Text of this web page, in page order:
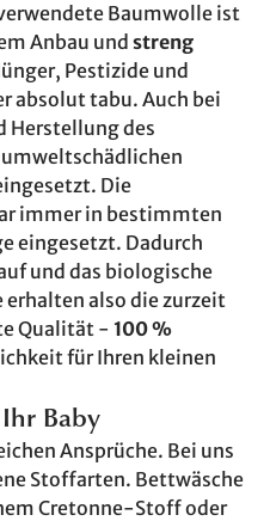
Baumwolle ist
Anbau und streng
Pestizide und
absolut tabu. Auch bei
Herstellung des
Die
immer in bestimmten
eingesetzt. Dadurch
und das biologische
also die zurzeit
Qualität - 100 %
für Ihren kleinen
Baby
Ansprüche. Bei uns
Stoffarten. Bettwäsche
Cretonne-Stoff oder